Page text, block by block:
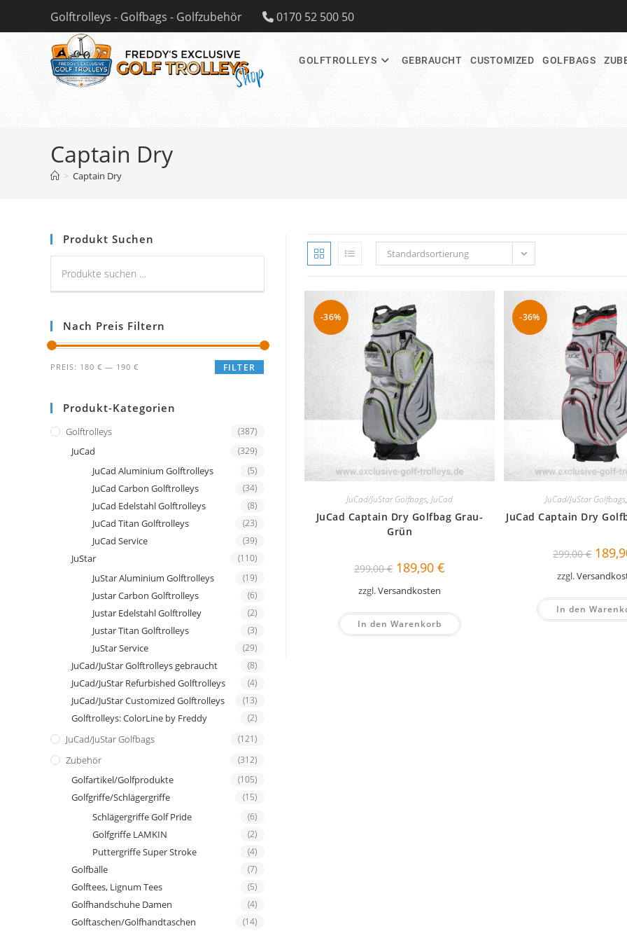
springen
Golftrolleys - Golfbags - Golfzubehör 0170 52 500 50
GOLFTROLLEYS GEBRAUCHT CUSTOMIZED GOLFBAGS
Captain Dry
> Captain Dry
Standardsortierung
-36%
JuCad/JuStar Golfbags,JuCad
JuCad Captain Dry Golfbag Grau-
Grün
299,00€ Ursprünglicher
Preis
war:
299,00 €
189,90€
zzgl.Versandkosten
In den Warenkorb
-36%
JuCad/JuStar Golfbags
JuCad Captain Dry
299,00€ Preis
war:
299,00
zzgl.
In den
Produkt Suchen
Nach Preis Filtern
Min.
Max.
FILTER
PREIS: 180 € — 190 €
Produkt-Kategorien
Golftrolleys (387)
JuCad (329)
JuCad Aluminium Golftrolleys (5)
JuCad Carbon Golftrolleys (34)
JuCad Edelstahl Golftrolleys (8)
JuCad Titan Golftrolleys (23)
JuCad Service (39)
JuStar (110)
JuStar Aluminium Golftrolleys (19)
Justar Carbon Golftrolleys (6)
Justar Edelstahl Golftrolley (2)
Justar Titan Golftrolleys (3)
JuStar Service (29)
JuCad/JuStar Golftrolleys gebraucht (8)
JuCad/JuStar Refurbished Golftrolleys (4)
JuCad/JuStar Customized Golftrolleys (13)
Golftrolleys: ColorLine by Freddy (2)
JuCad/JuStar Golfbags (121)
Zubehör (312)
Golfartikel/Golfprodukte (105)
Golfgriffe/Schlägergriffe (15)
Schlägergriffe Golf Pride (6)
Golfgriffe LAMKIN (2)
Puttergriffe Super Stroke (4)
Golfbälle (7)
Golftees, Lignum Tees (5)
Golfhandschuhe Damen (4)
Golftaschen/Golfhandtaschen (14)